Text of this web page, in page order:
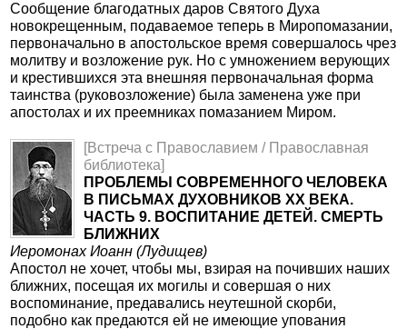
Сообщение благодатных даров Святого Духа
новокрещенным, подаваемое теперь в Миропомазании,
первоначально в апостольское время совершалось чрез
молитву и возложение рук. Но с умножением верующих
и крестившихся эта внешняя первоначальная форма
таинства (руковозложение) была заменена уже при
апостолах и их преемниках помазанием Миром.
[Встреча с Православием / Православная
библиотека]
ПРОБЛЕМЫ СОВРЕМЕННОГО ЧЕЛОВЕКА
В ПИСЬМАХ ДУХОВНИКОВ XX ВЕКА.
ЧАСТЬ 9. ВОСПИТАНИЕ ДЕТЕЙ. СМЕРТЬ
БЛИЖНИХ
Иеромонах Иоанн (Лудищев)
Апостол не хочет, чтобы мы, взирая на почивших наших
ближних, посещая их могилы и совершая о них
воспоминание, предавались неутешной скорби,
подобно как предаются ей не имеющие упования